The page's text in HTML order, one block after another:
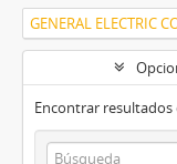
GENERAL ELECTRIC
Encontrar resultados